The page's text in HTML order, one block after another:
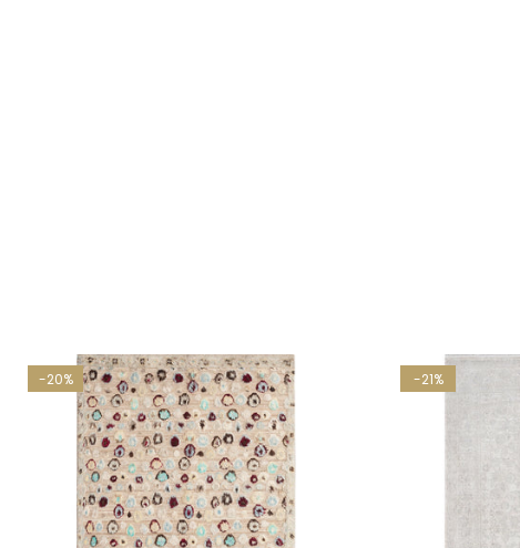
-20% -21%